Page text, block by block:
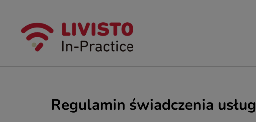
Regulamin świadczenia